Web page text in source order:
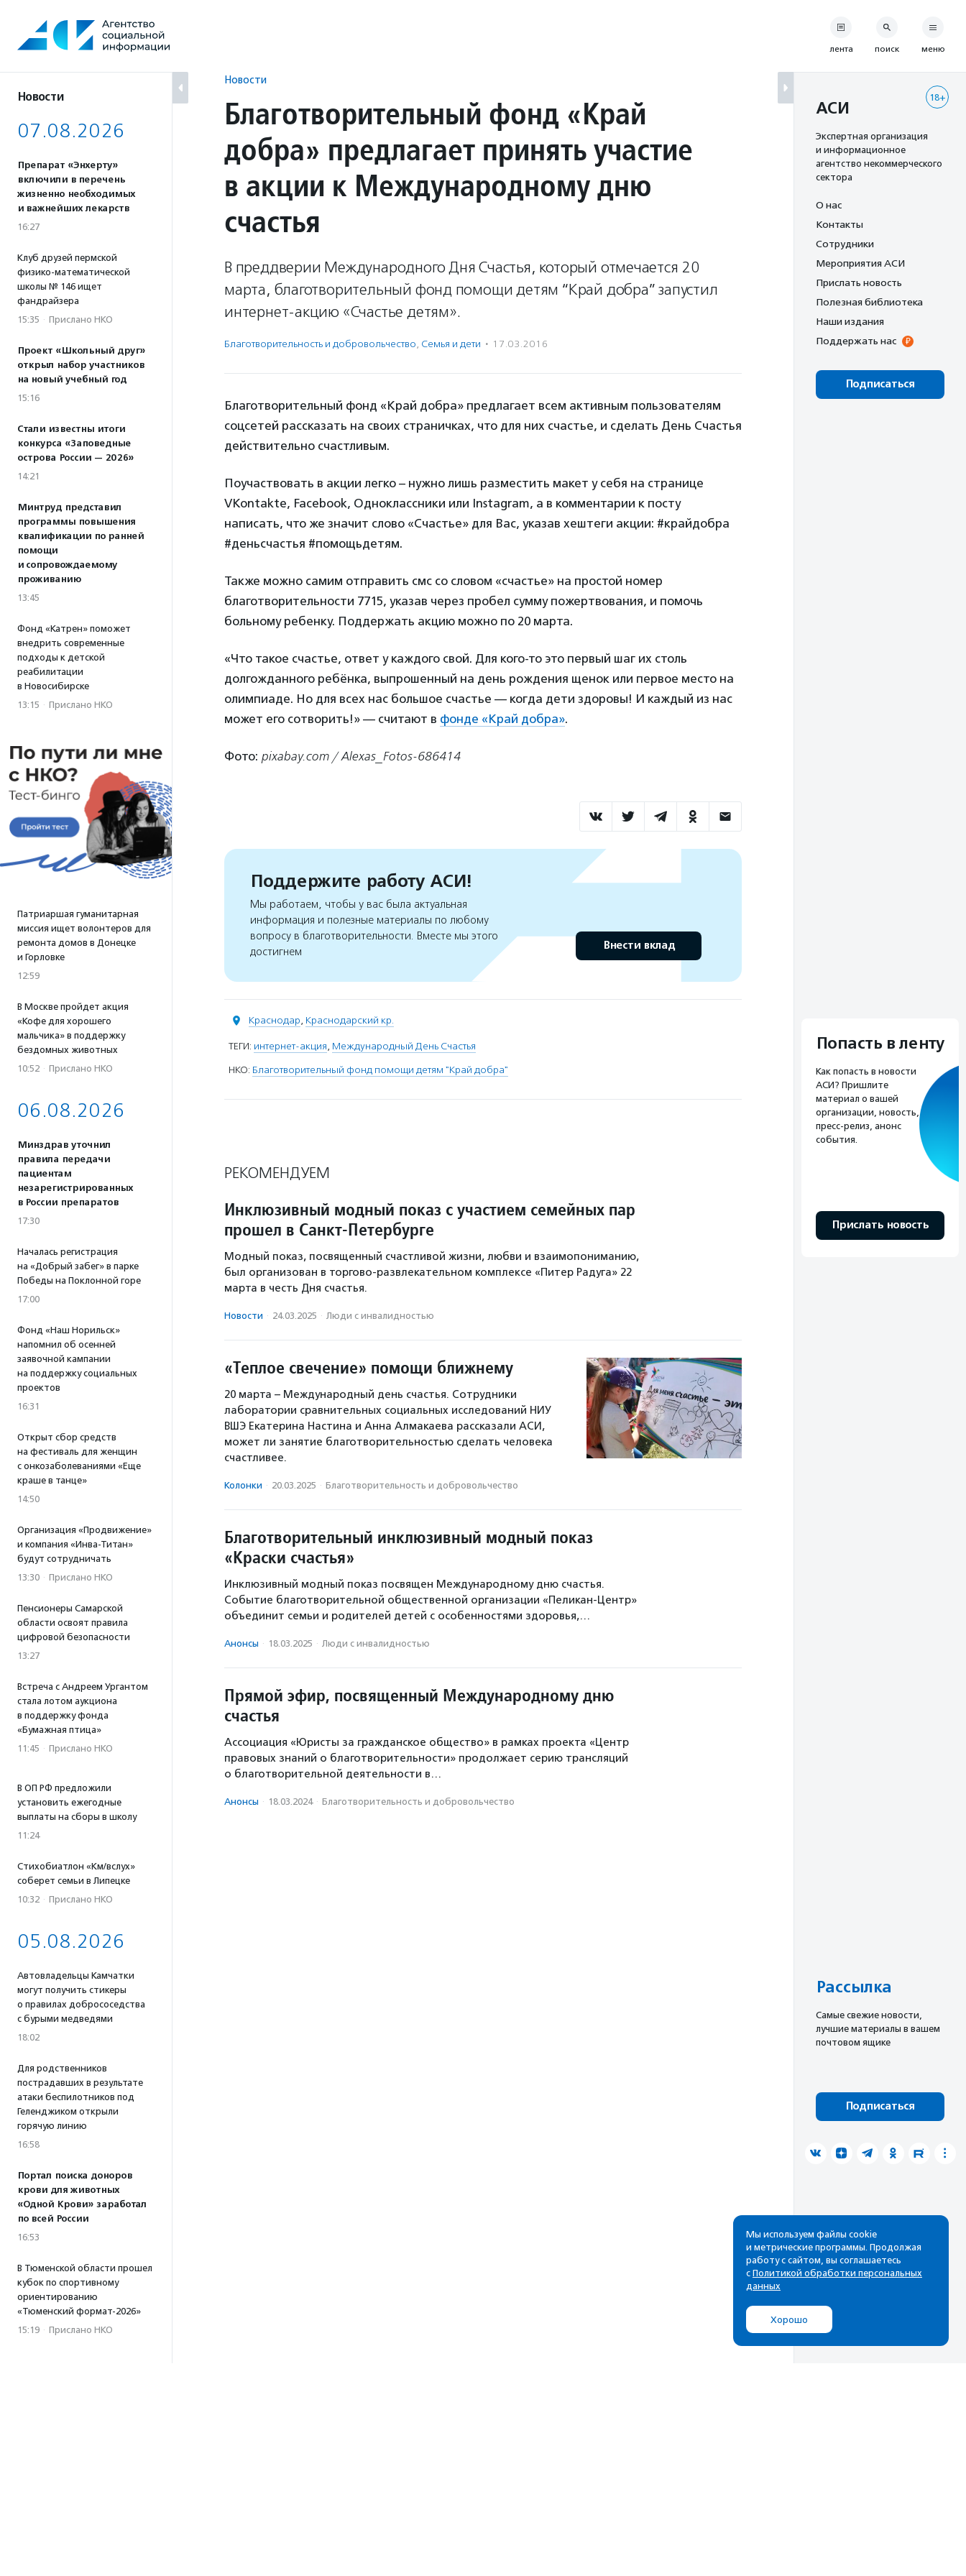
содержанию
Новости
07.08.2026
Препарат «Энхерту»
включили в перечень
жизненно необходимых
и важнейших лекарств
16:27
Клуб друзей пермской
физико-математической
школы № 146 ищет
фандрайзера
15:35 · Прислано НКО
Проект «Школьный друг»
открыл набор участников
на новый учебный год
15:16
Стали известны итоги
конкурса «Заповедные
острова России — 2026»
14:21
Минтруд представил
программы повышения
квалификации по ранней
помощи
и сопровождаемому
проживанию
13:45
Фонд «Катрен» поможет
внедрить современные
подходы к детской
реабилитации
в Новосибирске
13:15 · Прислано НКО
Патриаршая гуманитарная
миссия ищет волонтеров для
ремонта домов в Донецке
и Горловке
12:59
В Москве пройдет акция
«Кофе для хорошего
мальчика» в поддержку
бездомных животных
10:52 · Прислано НКО
06.08.2026
Минздрав уточнил
правила передачи
пациентам
незарегистрированных
в России препаратов
17:30
Началась регистрация
на «Добрый забег» в парке
Победы на Поклонной горе
17:00
Фонд «Наш Норильск»
напомнил об осенней
заявочной кампании
на поддержку социальных
проектов
16:31
Открыт сбор средств
на фестиваль для женщин
с онкозаболеваниями «Еще
краше в танце»
14:50
Организация «Продвижение»
и компания «Инва-Титан»
будут сотрудничать
13:30 · Прислано НКО
Пенсионеры Самарской
области освоят правила
цифровой безопасности
13:27
Встреча с Андреем Ургантом
стала лотом аукциона
в поддержку фонда
«Бумажная птица»
11:45 · Прислано НКО
В ОП РФ предложили
установить ежегодные
выплаты на сборы в школу
11:24
Стихобиатлон «Км/вслух»
соберет семьи в Липецке
10:32 · Прислано НКО
05.08.2026
Автовладельцы Камчатки
могут получить стикеры
о правилах добрососедства
с бурыми медведями
18:02
Для родственников
пострадавших в результате
атаки беспилотников под
Геленджиком открыли
горячую линию
16:58
Портал поиска доноров
крови для животных
«Одной Крови» заработал
по всей России
16:53
В Тюменской области прошел
кубок по спортивному
ориентированию
«Тюменский формат-2026»
15:19 · Прислано НКО
Новости
Благотворительный фонд «Край
добра» предлагает принять участие
в акции к Международному дню
счастья
В преддверии Международного Дня Счастья, который отмечается 20
марта, благотворительный фонд помощи детям “Край добра” запустил
интернет-акцию «Счастье детям».
Благотвори­тель­ность и доброволь­чест­во, Семья и дети · 17.03.2016
Благотворительный фонд «Край добра» предлагает всем активным пользователям
соцсетей рассказать на своих страничках, что для них счастье, и сделать День Счастья
действительно счастливым.
Поучаствовать в акции легко – нужно лишь разместить макет у себя на странице
VKontakte, Facebook, Одноклассники или Instagram, а в комментарии к посту
написать, что же значит слово «Счастье» для Вас, указав хештеги акции: #крайдобра
#деньсчастья #помощьдетям.
Также можно самим отправить смс со словом «счастье» на простой номер
благотворительности 7715, указав через пробел сумму пожертвования, и помочь
больному ребенку. Поддержать акцию можно по 20 марта.
«Что такое счастье, ответ у каждого свой. Для кого-то это первый шаг их столь
долгожданного ребёнка, выпрошенный на день рождения щенок или первое место на
олимпиаде. Но для всех нас большое счастье — когда дети здоровы! И каждый из нас
может его сотворить!» — считают в фонде «Край добра».
Фото: pixabay.com / Alexas_Fotos-686414
Поддержите работу АСИ!
Мы работаем, чтобы у вас была актуальная
информация и полезные материалы по любому
вопросу в благотворительности. Вместе мы этого
достигнем
Внести вклад
Краснодар, Краснодарский кр.
ТЕГИ: интернет-акция, Международный День Счастья
НКО: Благотворительный фонд помощи детям "Край добра"
РЕКОМЕНДУЕМ
Инклюзивный модный показ с участием семейных пар
прошел в Санкт-Петербурге
Модный показ, посвященный счастливой жизни, любви и взаимопониманию,
был организован в торгово-развлекательном комплексе «Питер Радуга» 22
марта в честь Дня счастья.
Новости · 24.03.2025 · Люди с инвалидностью
«Теплое свечение» помощи ближнему
20 марта – Международный день счастья. Сотрудники
лаборатории сравнительных социальных исследований НИУ
ВШЭ Екатерина Настина и Анна Алмакаева рассказали АСИ,
может ли занятие благотворительностью сделать человека
счастливее.
Колонки · 20.03.2025 · Благотвори­тель­ность и доброволь­чест­во
Благотворительный инклюзивный модный показ
«Краски счастья»
Инклюзивный модный показ посвящен Международному дню счастья.
Событие благотворительной общественной организации «Пеликан-Центр»
объединит семьи и родителей детей с особенностями здоровья,…
Анонсы · 18.03.2025 · Люди с инвалидностью
Прямой эфир, посвященный Международному дню
счастья
Ассоциация «Юристы за гражданское общество» в рамках проекта «Центр
правовых знаний о благотворительности» продолжает серию трансляций
о благотворительной деятельности в…
Анонсы · 18.03.2024 · Благотвори­тель­ность и доброволь­чест­во
лента поиск меню
18+
АСИ
Экспертная организация
и информационное
агентство некоммерческого
сектора
О нас
Контакты
Сотрудники
Мероприятия АСИ
Прислать новость
Полезная библиотека
Наши издания
Поддержать нас
Подписаться
Попасть в ленту
Как попасть в новости
АСИ? Пришлите
материал о вашей
организации, новость,
пресс-релиз, анонс
события.
Прислать новость
Рассылка
Cамые свежие новости,
лучшие материалы в вашем
почтовом ящике
Подписаться
Мы используем файлы cookie
и метрические программы. Продолжая
работу с сайтом, вы соглашаетесь
с Политикой обработки персональных
данных
Хорошо